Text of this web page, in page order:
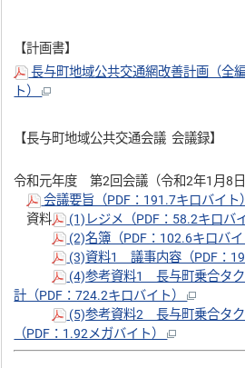
【計画書】
長与町地域公共交通網改善計画（全
ト）
【長与町地域公共交通会議 会議録】
令和元年度 第2回会議（令和2年1月8日
会議要旨（PDF：191.7キロバイ
資料
(1)レジメ（PDF：58.2キロバ
(2)名簿（PDF：102.6キロバ
(3)資料1 議事内容（PDF：
(4)参考資料1 長与町乗合タ
計（PDF：724.2キロバイト）
(5)参考資料2 長与町乗合タ
（PDF：1.92メガバイト）